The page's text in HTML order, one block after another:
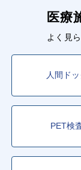
医療
よく見
人間ド
PET検